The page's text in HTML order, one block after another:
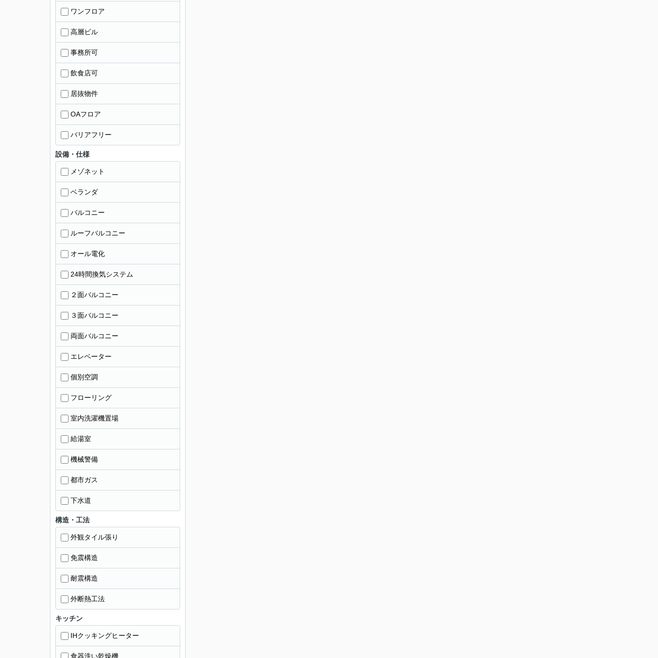
ワンフロア
高層ビル
事務所可
飲食店可
居抜物件
OAフロア
バリアフリー
設備・仕様
メゾネット
ベランダ
バルコニー
ルーフバルコニー
オール電化
24時間換気システム
２面バルコニー
３面バルコニー
両面バルコニー
エレベーター
個別空調
フローリング
室内洗濯機置場
給湯室
機械警備
都市ガス
下水道
構造・工法
外観タイル張り
免震構造
耐震構造
外断熱工法
キッチン
IHクッキングヒーター
食器洗い乾燥機